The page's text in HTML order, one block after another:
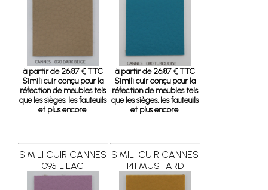
à partir de 26.87 € TTC
Simili cuir conçu pour la
réfection de meubles tels
que les sièges, les fauteuils
et plus encore.
à partir de 26.87 € TTC
Simili cuir conçu pour la
réfection de meubles tels
que les sièges, les fauteuils
et plus encore.
SIMILI CUIR CANNES
095 LILAC
SIMILI CUIR CANNES
141 MUSTARD